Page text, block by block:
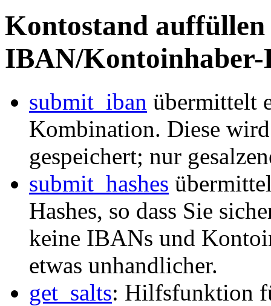
Kontostand
IBAN/
submit_iban übermittelt
Kombination. Diese
gespeichert; nur
submit_hashes
Hashes, so dass Sie
keine IBANs und
etwas unhandlicher.
get_salts: Hilfsfunktion